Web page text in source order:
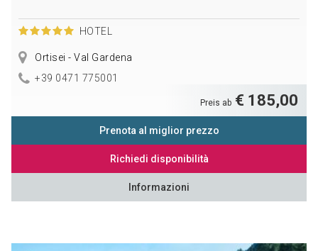
HOTEL
Ortisei - Val Gardena
+39 0471 775001
Preis ab € 185,00
Prenota al miglior prezzo
Richiedi disponibilità
Informazioni